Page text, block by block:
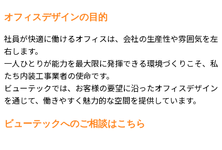
オフィスデザインの目的
社員が快適に働けるオフィスは、会社の生産性や雰囲気を左
右します。
一人ひとりが能力を最大限に発揮できる環境づくりこそ、私
たち内装工事業者の使命です。
ビューテックでは、お客様の要望に沿ったオフィスデザイン
を通じて、働きやすく魅力的な空間を提供しています。
ビューテックへのご相談はこちら